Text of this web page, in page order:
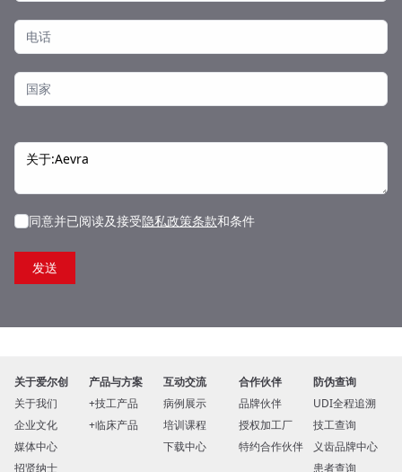
同意并已阅读及接受隐私政策条款和条件
关于爱尔创
关于我们
企业文化
媒体中心
招贤纳士
产品与方案
技工产品
临床产品
互动交流
病例展示
培训课程
下载中心
合作伙伴
品牌伙伴
授权加工厂
特约合作伙伴
防伪查询
UDI全程追溯
技工查询
义齿品牌中心
患者查询